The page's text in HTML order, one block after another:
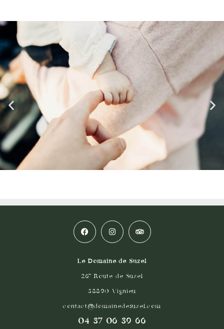
Le Domaine de Suzel
267 Route de Suzel
38890 Vignieu
contact@domainedesuzel.com
04 37 06 39 66